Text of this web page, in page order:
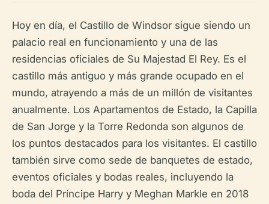
Hoy en día, el Castillo de Windsor sigue siendo un
palacio real en funcionamiento y una de las
residencias oficiales de Su Majestad El Rey. Es el
castillo más antiguo y más grande ocupado en el
mundo, atrayendo a más de un millón de visitantes
anualmente. Los Apartamentos de Estado, la Capilla
de San Jorge y la Torre Redonda son algunos de
los puntos destacados para los visitantes. El castillo
también sirve como sede de banquetes de estado,
eventos oficiales y bodas reales, incluyendo la
boda del Príncipe Harry y Meghan Markle en 2018